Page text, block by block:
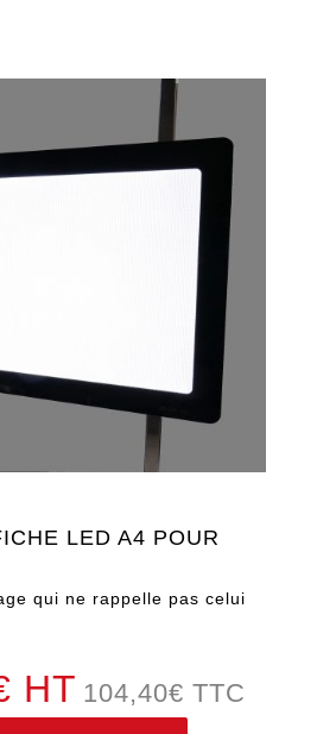
LED A4 POUR
qui ne rappelle pas celui
HT 104,40€ TTC